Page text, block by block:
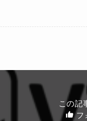
この記
フ